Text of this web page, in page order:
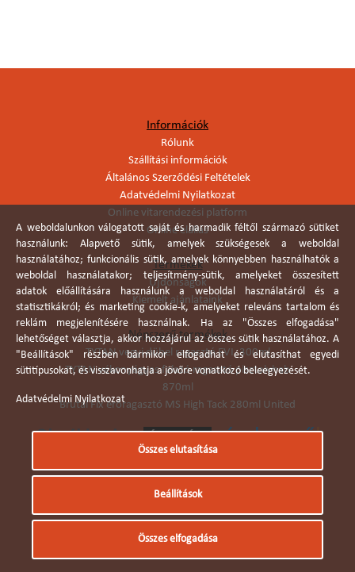
Információk
Rólunk
Szállítási információk
Általános Szerződési Feltételek
Adatvédelmi Nyilatkozat
Online vitarendezési platform
Online elállás
Termékek
Újdonságok
Kiemelt ajánlataink
Népszerű termékek
TYTAN vegyi dübel ragasztó EVI. 300ml
TYTAN vékonyágyas falazó ragasztó pisztolyhab
870ml
Brutál Fix erőragasztó MS High Tack 280ml United
Készítette:I.T.C. Kft.
A weboldalunkon válogatott saját és harmadik féltől származó sütiket
használunk: Alapvető sütik, amelyek szükségesek a weboldal
használatához; funkcionális sütik, amelyek könnyebben használhatók a
weboldal használatakor; teljesítmény-sütik, amelyeket összesített
adatok előállítására használunk a weboldal használatáról és a
statisztikákról; és marketing cookie-k, amelyeket releváns tartalom és
reklám megjelenítésére használnak. Ha az "Összes elfogadása"
lehetőséget választja, akkor hozzájárul az összes sütik használatához. A
"Beállítások" részben bármikor elfogadhat és elutasíthat egyedi
sütitípusokat, és visszavonhatja a jövőre vonatkozó beleegyezését.
Adatvédelmi Nyilatkozat
Összes elutasítása
Beállítások
Összes elfogadása